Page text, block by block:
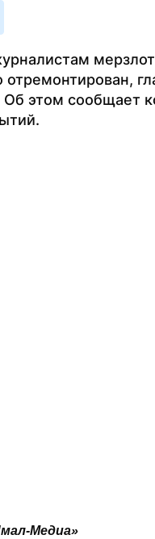
отремонтирован,
Об этом сообщает
Медиа»